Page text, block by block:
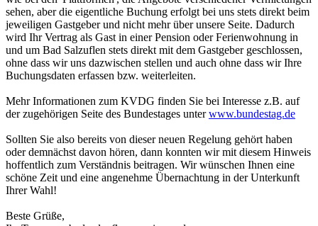
sehen, aber die eigentliche Buchung erfolgt bei uns stets direkt beim
jeweiligen Gastgeber und nicht mehr über unsere Seite. Dadurch
wird Ihr Vertrag als Gast in einer Pension oder Ferienwohnung in
und um Bad Salzuflen stets direkt mit dem Gastgeber geschlossen,
ohne dass wir uns dazwischen stellen und auch ohne dass wir Ihre
Buchungsdaten erfassen bzw. weiterleiten.
Mehr Informationen zum KVDG finden Sie bei Interesse z.B. auf
der zugehörigen Seite des Bundestages unterwww.bundestag.de
Sollten Sie also bereits von dieser neuen Regelung gehört haben
oder demnächst davon hören, dann konnten wir mit diesem Hinweis
hoffentlich zum Verständnis beitragen. Wir wünschen Ihnen eine
schöne Zeit und eine angenehme Übernachtung in der Unterkunft
Ihrer Wahl!
Beste Grüße,